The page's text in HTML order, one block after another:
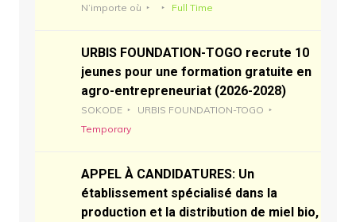
N’importe où Full Time
URBIS FOUNDATION-TOGO recrute 10
jeunes pour une formation gratuite en
agro-entrepreneuriat (2026-2028)
SOKODE
URBIS FOUNDATION-TOGO
Temporary
APPEL À CANDIDATURES: Un
établissement spécialisé dans la
production et la distribution de miel bio,